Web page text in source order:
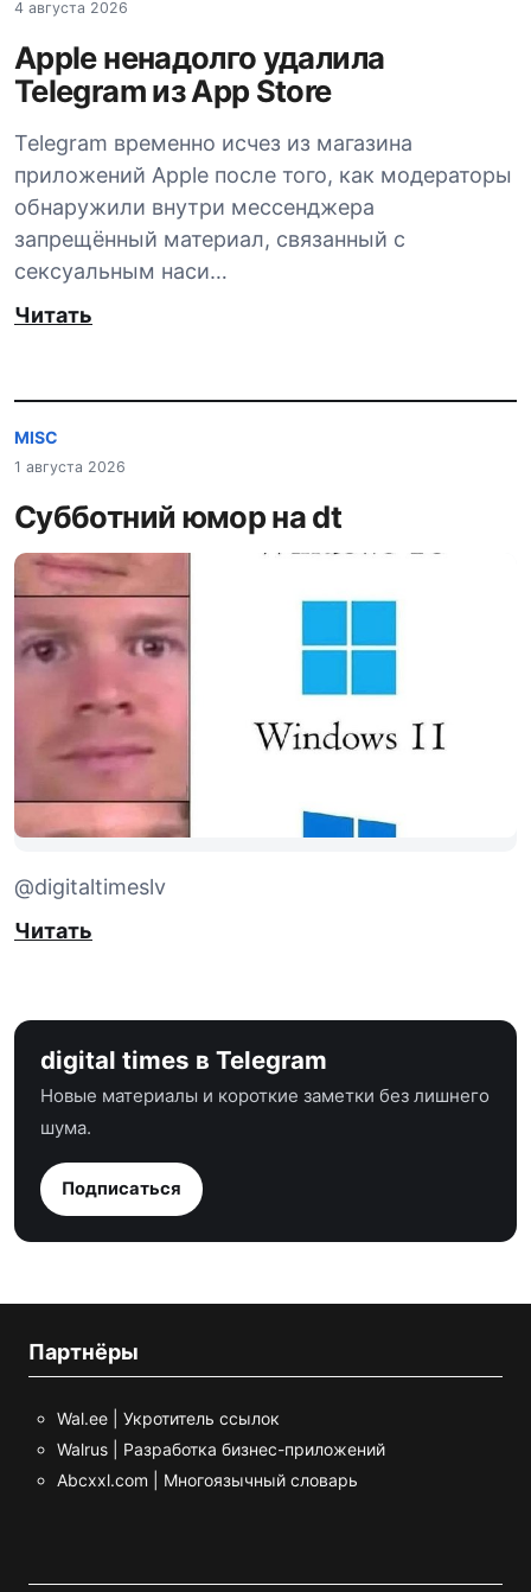
4 августа 2026
Apple ненадолго удалила
Telegram из App Store
Telegram временно исчез из магазина
приложений Apple после того, как модераторы
обнаружили внутри мессенджера
запрещённый материал, связанный с
сексуальным наси…
Читать
MISC
1 августа 2026
Субботний юмор на dt
@digitaltimeslv
Читать
digital times в Telegram
Новые материалы и короткие заметки без лишнего
шума.
Подписаться
Партнёры
Wal.ee | Укротитель ссылок
Walrus | Разработка бизнес-приложений
Abcxxl.com | Многоязычный словарь